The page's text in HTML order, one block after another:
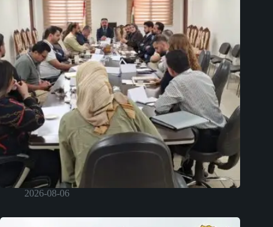
2026-08-06